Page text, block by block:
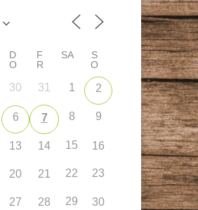
D
O
F
R
SA
S
O
30 31 1 2
6 7 8 9
13 14 15 16
20 21 22 23
27 28 29 30